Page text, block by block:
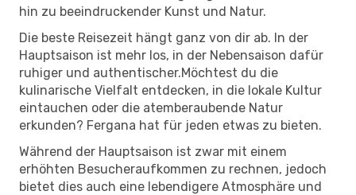
hin zu beeindruckender Kunst und Natur.
Die beste Reisezeit hängt ganz von dir ab. In der
Hauptsaison ist mehr los, in der Nebensaison dafür
ruhiger und authentischer.Möchtest du die
kulinarische Vielfalt entdecken, in die lokale Kultur
eintauchen oder die atemberaubende Natur
erkunden? Fergana hat für jeden etwas zu bieten.
Während der Hauptsaison ist zwar mit einem
erhöhten Besucheraufkommen zu rechnen, jedoch
bietet dies auch eine lebendigere Atmosphäre und